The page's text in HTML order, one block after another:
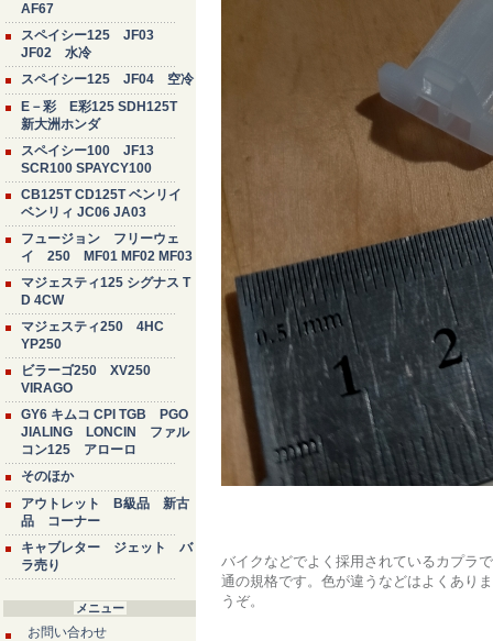
AF67
スペイシー125 JF03
JF02 水冷
スペイシー125 JF04 空冷
E－彩 E彩125 SDH125T
新大洲ホンダ
スペイシー100 JF13
SCR100 SPAYCY100
CB125T CD125T ベンリイ
ベンリィ JC06 JA03
フュージョン フリーウェ
イ 250 MF01 MF02 MF03
マジェスティ125 シグナス T
D 4CW
マジェスティ250 4HC
YP250
ビラーゴ250 XV250
VIRAGO
GY6 キムコ CPI TGB PGO
JIALING LONCIN ファル
コン125 アローロ
そのほか
アウトレット B級品 新古
品 コーナー
キャブレター ジェット バ
ラ売り
メニュー
お問い合わせ
バイクなどでよく採用されているカプラ
通の規格です。色が違うなどはよくあり
うぞ。